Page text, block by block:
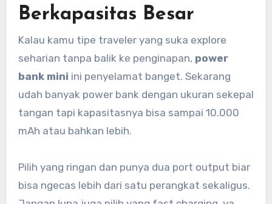
Berkapasitas Besar
Kalau kamu tipe traveler yang suka explore
seharian tanpa balik ke penginapan, power
bank mini ini penyelamat banget. Sekarang
udah banyak power bank dengan ukuran sekepal
tangan tapi kapasitasnya bisa sampai 10.000
mAh atau bahkan lebih.
Pilih yang ringan dan punya dua port output biar
bisa ngecas lebih dari satu perangkat sekaligus.